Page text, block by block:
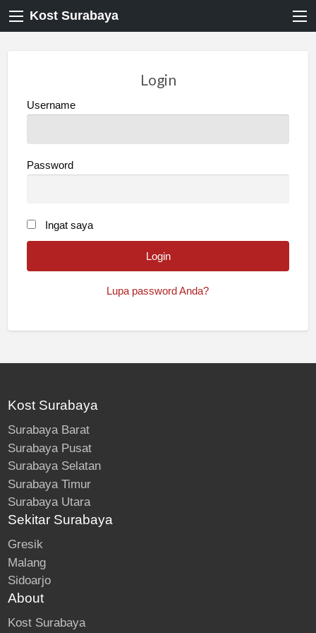
Kost Surabaya
Login
Username
Password
Ingat saya
Lupa password Anda?
Kost Surabaya
Surabaya Barat
Surabaya Pusat
Surabaya Selatan
Surabaya Timur
Surabaya Utara
Sekitar Surabaya
Gresik
Malang
Sidoarjo
About
Kost Surabaya